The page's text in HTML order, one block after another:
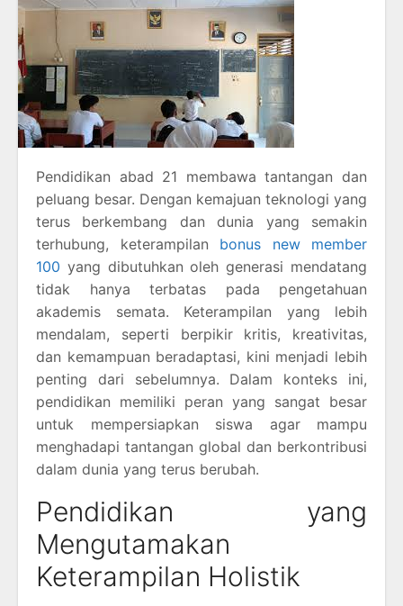
Pendidikan abad 21 membawa tantangan dan
peluang besar. Dengan kemajuan teknologi yang
terus berkembang dan dunia yang semakin
terhubung, keterampilan bonus new member
100 yang dibutuhkan oleh generasi mendatang
tidak hanya terbatas pada pengetahuan
akademis semata. Keterampilan yang lebih
mendalam, seperti berpikir kritis, kreativitas,
dan kemampuan beradaptasi, kini menjadi lebih
penting dari sebelumnya. Dalam konteks ini,
pendidikan memiliki peran yang sangat besar
untuk mempersiapkan siswa agar mampu
menghadapi tantangan global dan berkontribusi
dalam dunia yang terus berubah.
Pendidikan yang
Mengutamakan
Keterampilan Holistik